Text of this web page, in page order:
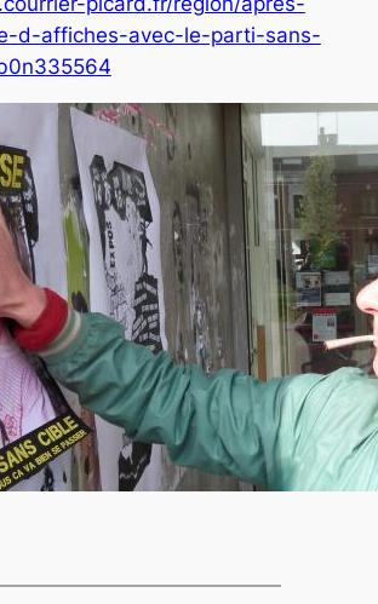
d-affiches-avec-le-parti-sans-